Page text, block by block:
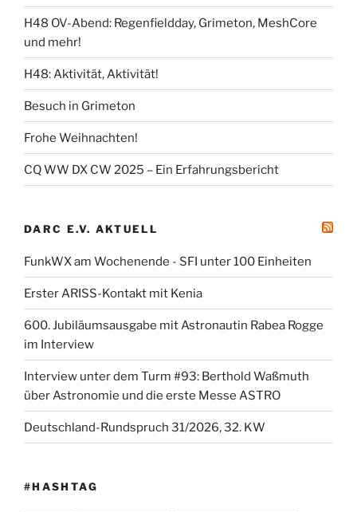
H48 OV-Abend: Regenfieldday, Grimeton, MeshCore
und mehr!
H48: Aktivität, Aktivität!
Besuch in Grimeton
Frohe Weihnachten!
CQ WW DX CW 2025 – Ein Erfahrungsbericht
DARC E.V. AKTUELL
FunkWX am Wochenende - SFI unter 100 Einheiten
Erster ARISS-Kontakt mit Kenia
600. Jubiläumsausgabe mit Astronautin Rabea Rogge
im Interview
Interview unter dem Turm #93: Berthold Waßmuth
über Astronomie und die erste Messe ASTRO
Deutschland-Rundspruch 31/2026, 32. KW
#HASHTAG